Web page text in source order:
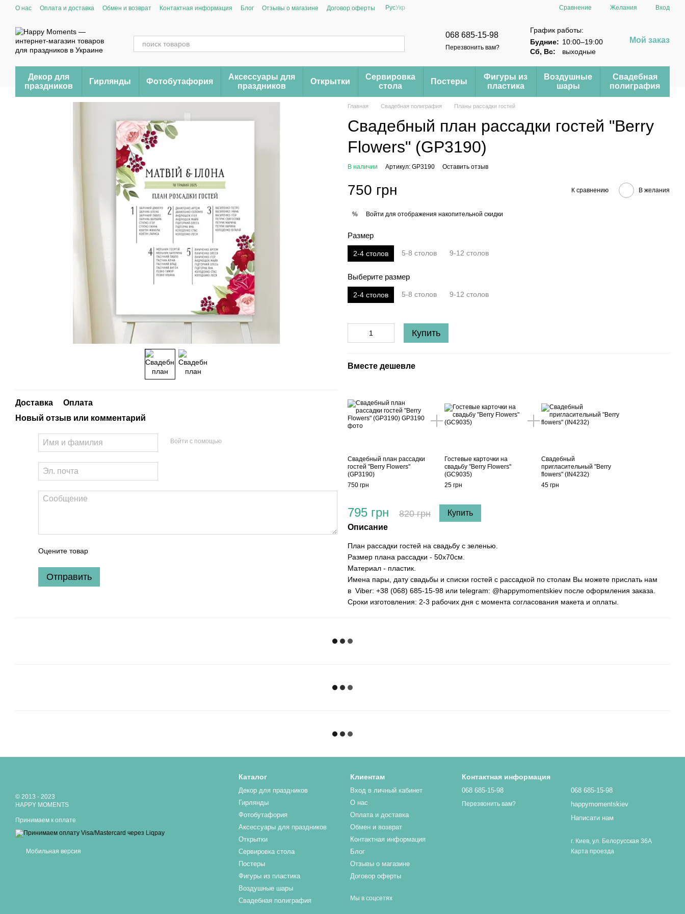
Перейти к основному контенту
О нас Оплата и доставка Обмен и возврат Контактная информация Блог Отзывы о магазине Договор оферты РусУкр Сравнение Желания Вход
068 685-15-98
Перезвонить вам?
График работы:
Будние: 10:00–19:00
Сб, Вс:
выходные
Мой заказ
Декор для
праздников
Гирлянды Фотобутафория
Аксессуары для
праздников
Открытки
Сервировка
стола
Постеры
Фигуры из
пластика
Воздушные
шары
Свадебная
полиграфия
Доставка
Оплата
Новый отзыв или комментарий
Войти с помощью
Оцените товар
Отправить
Главная Свадебная полиграфия Планы рассадки гостей
Cвадебный план рассадки гостей "Berry
Flowers" (GP3190)
В наличии Артикул: GP3190 Оставить отзыв
750 грн К сравнению В желания
% Войти для отображения накопительной скидки
Размер
2-4 столов 5-8 столов 9-12 столов
Выберите размер
2-4 столов 5-8 столов 9-12 столов
Купить
Вместе дешевле
Cвадебный план рассадки
гостей "Berry Flowers"
(GP3190)
750 грн
Гостевые карточки на
свадьбу "Berry Flowers"
(GC9035)
25 грн
Свадебный
пригласительный "Berry
flowers" (IN4232)
45 грн
795 грн 820 грн
Купить
Описание
План рассадки гостей на свадьбу с зеленью.
Размер плана рассадки - 50х70см.
Материал - пластик.
Имена пары, дату свадьбы и списки гостей с рассадкой по столам Вы можете прислать нам
в Viber: +38 (068) 685-15-98 или telegram: @happymomentskiev после оформления заказа.
Сроки изготовления: 2-3 рабочих дня с момента согласования макета и оплаты.
© 2013 - 2023
HAPPY MOMENTS
Принимаем к оплате
Мобильная версия
Каталог
Декор для праздников
Гирлянды
Фотобутафория
Аксессуары для праздников
Открытки
Сервировка стола
Постеры
Фигуры из пластика
Воздушные шары
Свадебная полиграфия
Клиентам
Вход в личный кабинет
О нас
Оплата и доставка
Обмен и возврат
Контактная информация
Блог
Отзывы о магазине
Договор оферты
Мы в соцсетях
Контактная информация
068 685-15-98
Перезвонить вам?
068 685-15-98
happymomentskiev
Написати нам
г. Киев, ул. Белорусская 36А
Карта проезда